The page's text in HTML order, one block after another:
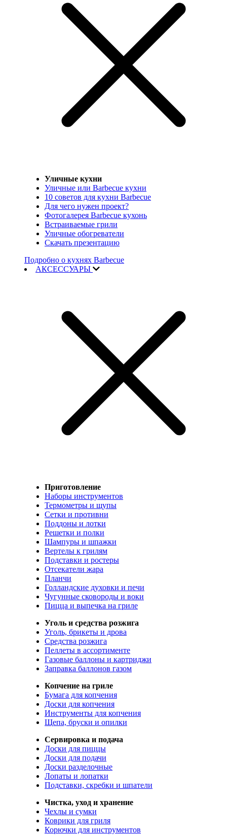
Уличные кухни
Уличные или Barbecue кухни
10 советов для кухни Barbecue
Для чего нужен проект?
Фотогалерея Barbecue кухонь
Встраиваемые грили
Уличные обогреватели
Скачать презентацию
Подробно о кухнях Barbecue
АКСЕССУАРЫ
Приготовление
Наборы инструментов
Термометры и щупы
Сетки и противни
Поддоны и лотки
Решетки и полки
Шампуры и шпажки
Вертелы к грилям
Подставки и ростеры
Отсекатели жара
Планчи
Голландские духовки и печи
Чугунные сковороды и воки
Пицца и выпечка на гриле
Уголь и средства розжига
Уголь, брикеты и дрова
Средства розжига
Пеллеты в ассортименте
Газовые баллоны и картриджи
Заправка баллонов газом
Копчение на гриле
Бумага для копчения
Доски для копчения
Инструменты для копчения
Щепа, бруски и опилки
Сервировка и подача
Доски для пиццы
Доски для подачи
Доски разделочные
Лопаты и лопатки
Подставки, скребки и шпатели
Чистка, уход и хранение
Чехлы и сумки
Коврики для гриля
Корючки для инструментов